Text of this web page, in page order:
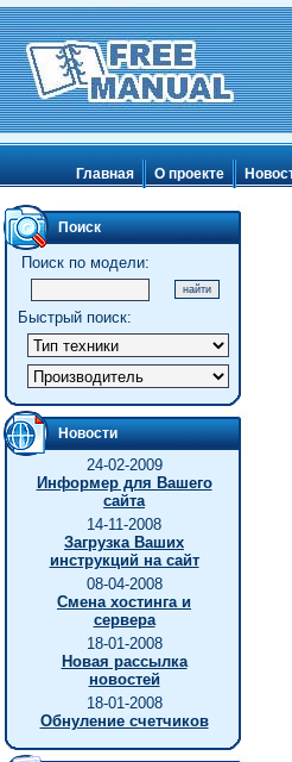
Главная О проекте
Поиск
Поиск по модели:
Быстрый поиск:
Новости
24-02-2009
Информер для Вашего
сайта
14-11-2008
Загрузка Ваших
инструкций на сайт
08-04-2008
Смена хостинга и
сервера
18-01-2008
Новая рассылка
новостей
18-01-2008
Обнуление счетчиков